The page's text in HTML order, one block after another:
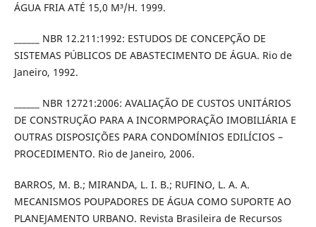
ÁGUA FRIA ATÉ 15,0 M³/H. 1999.
______ NBR 12.211:1992: ESTUDOS DE CONCEPÇÃO DE
SISTEMAS PÚBLICOS DE ABASTECIMENTO DE ÁGUA. Rio de
Janeiro, 1992.
______ NBR 12721:2006: AVALIAÇÃO DE CUSTOS UNITÁRIOS
DE CONSTRUÇÃO PARA A INCORMPORAÇÃO IMOBILIÁRIA E
OUTRAS DISPOSIÇÕES PARA CONDOMÍNIOS EDILÍCIOS –
PROCEDIMENTO. Rio de Janeiro, 2006.
BARROS, M. B.; MIRANDA, L. I. B.; RUFINO, L. A. A.
MECANISMOS POUPADORES DE ÁGUA COMO SUPORTE AO
PLANEJAMENTO URBANO. Revista Brasileira de Recursos